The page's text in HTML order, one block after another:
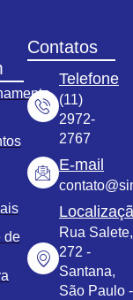
de
Contatos
Telefone
(11)
2972-
2767
E-mail
Rua Salete,
272 -
Santana,
São Paulo -